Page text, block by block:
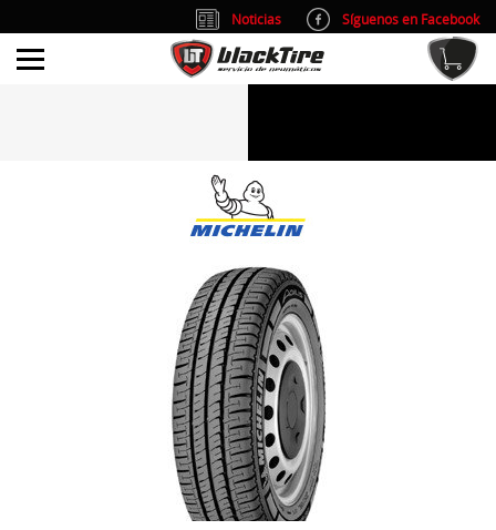
Noticias
Síguenos en Facebook
info@blacktire.es
Atención al cliente: L/V 9:00-14:00 y 15:00-19:00